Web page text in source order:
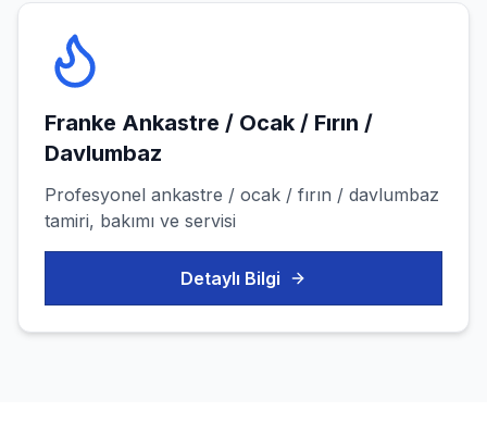
Franke Ankastre / Ocak / Fırın /
Davlumbaz
Profesyonel ankastre / ocak / fırın / davlumbaz
tamiri, bakımı ve servisi
Detaylı Bilgi